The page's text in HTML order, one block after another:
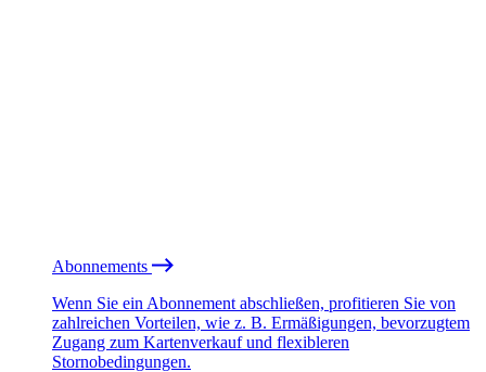
Abonnements
Wenn Sie ein Abonnement abschließen, profitieren Sie von
zahlreichen Vorteilen, wie z. B. Ermäßigungen, bevorzugtem
Zugang zum Kartenverkauf und flexibleren
Stornobedingungen.